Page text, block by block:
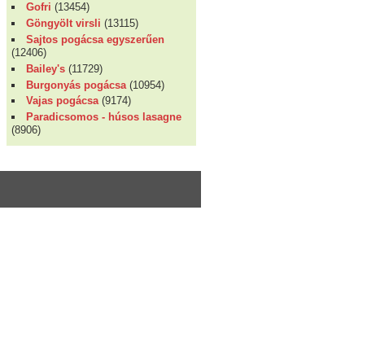
Gofri (13454)
Göngyölt virsli (13115)
Sajtos pogácsa egyszerűen
(12406)
Bailey's (11729)
Burgonyás pogácsa (10954)
Vajas pogácsa(9174)
Paradicsomos - húsos lasagne
(8906)